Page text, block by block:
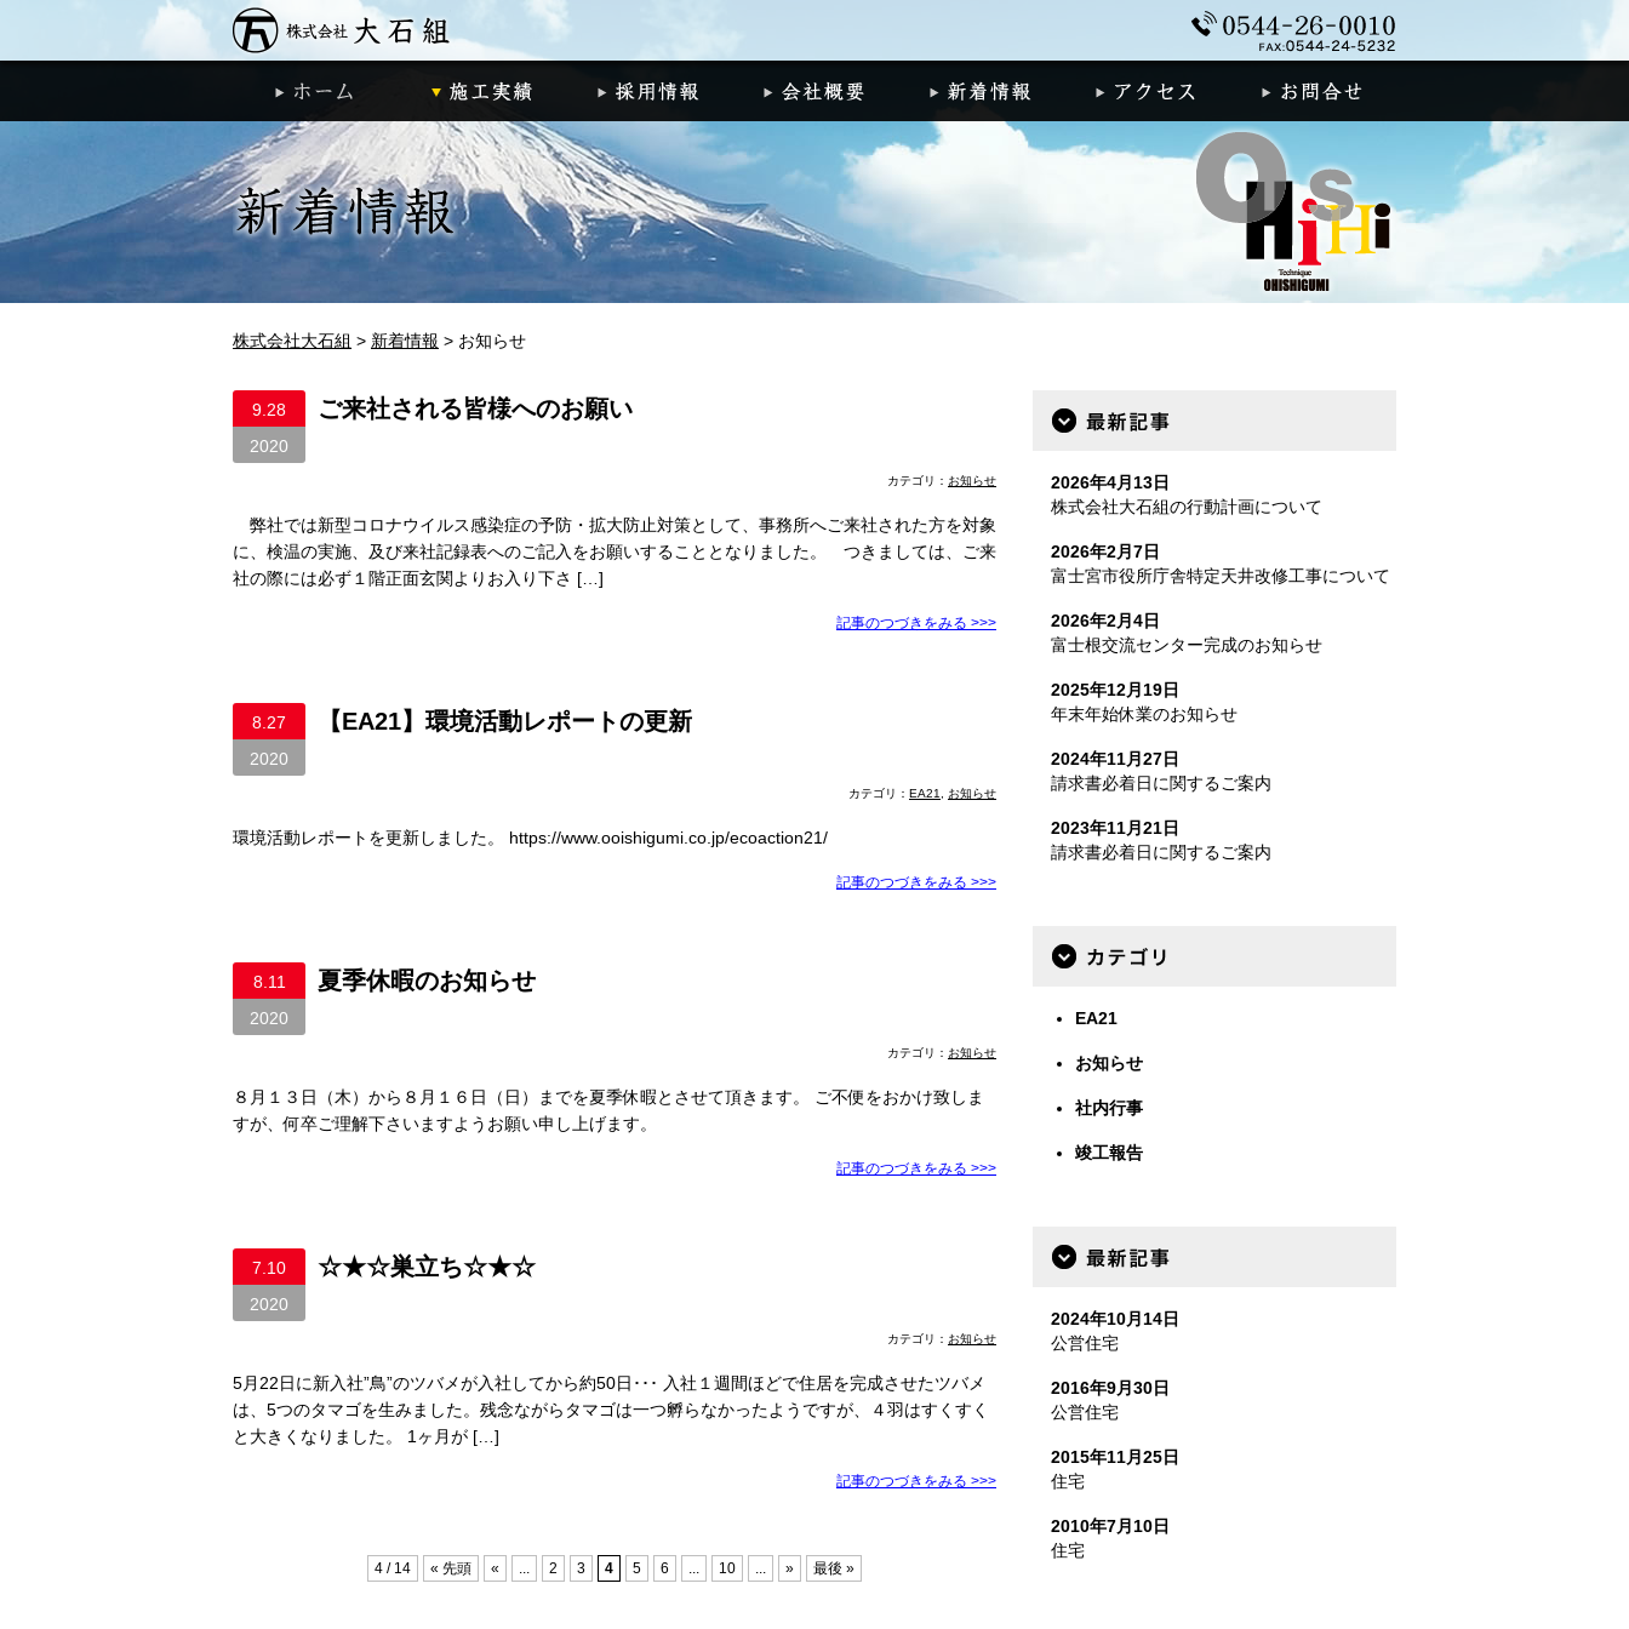
株式会社大石組 > 新着情報 > お知らせ
9.28
2020
ご来社される皆様へのお願い
カテゴリ： お知らせ
弊社では新型コロナウイルス感染症の予防・拡大防止対策として、事務所へご来社された方を対象
に、検温の実施、及び来社記録表へのご記入をお願いすることとなりました。 つきましては、ご来
社の際には必ず１階正面玄関よりお入り下さ […]
記事のつづきをみる >>>
8.27
2020
【EA21】環境活動レポートの更新
カテゴリ： EA21 お知らせ
環境活動レポートを更新しました。 https://www.ooishigumi.co.jp/ecoaction21/
記事のつづきをみる >>>
8.11
2020
夏季休暇のお知らせ
カテゴリ： お知らせ
８月１３日（木）から８月１６日（日）までを夏季休暇とさせて頂きます。 ご不便をおかけ致しま
すが、何卒ご理解下さいますようお願い申し上げます。
記事のつづきをみる >>>
7.10
2020
☆★☆巣立ち☆★☆
カテゴリ： お知らせ
5月22日に新入社”鳥”のツバメが入社してから約50日･･･ 入社１週間ほどで住居を完成させたツバメ
は、5つのタマゴを生みました。残念ながらタマゴは一つ孵らなかったようですが、４羽はすくすく
と大きくなりました。 1ヶ月が […]
記事のつづきをみる >>>
4 / 14 « 先頭 « ... 2 3 4 5 6 ... 10 ... » 最後 »
株式会社大石組の行動計画について
2026年4月13日
富士宮市役所庁舎特定天井改修工事について
2026年2月7日
富士根交流センター完成のお知らせ
2026年2月4日
年末年始休業のお知らせ
2025年12月19日
請求書必着日に関するご案内
2024年11月27日
請求書必着日に関するご案内
2023年11月21日
EA21
お知らせ
社内行事
竣工報告
公営住宅
2024年10月14日
公営住宅
2016年9月30日
住宅
2015年11月25日
住宅
2010年7月10日